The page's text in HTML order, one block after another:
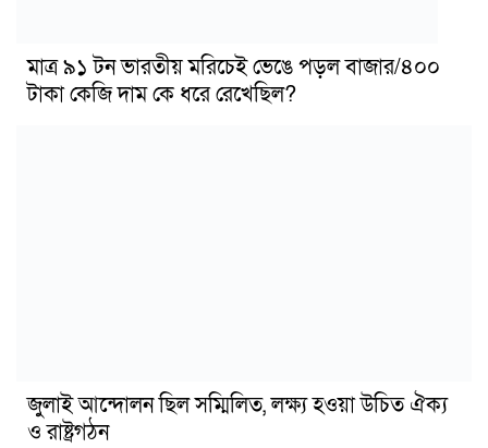
মাত্র ৯১ টন ভারতীয় মরিচেই ভেঙে পড়ল বাজার/৪০০
টাকা কেজি দাম কে ধরে রেখেছিল?
জুলাই আন্দোলন ছিল সম্মিলিত, লক্ষ্য হওয়া উচিত ঐক্য
ও রাষ্ট্রগঠন